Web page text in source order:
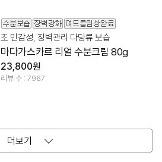
초 민감성, 장벽관리 다당류 보습
마다가스카르 리얼 수분크림 80g
23,800원
리뷰 수 : 7967
더보기